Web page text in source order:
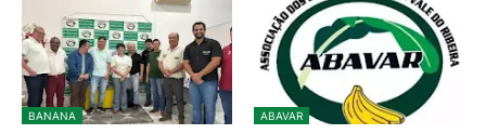
BANANA ABAVAR